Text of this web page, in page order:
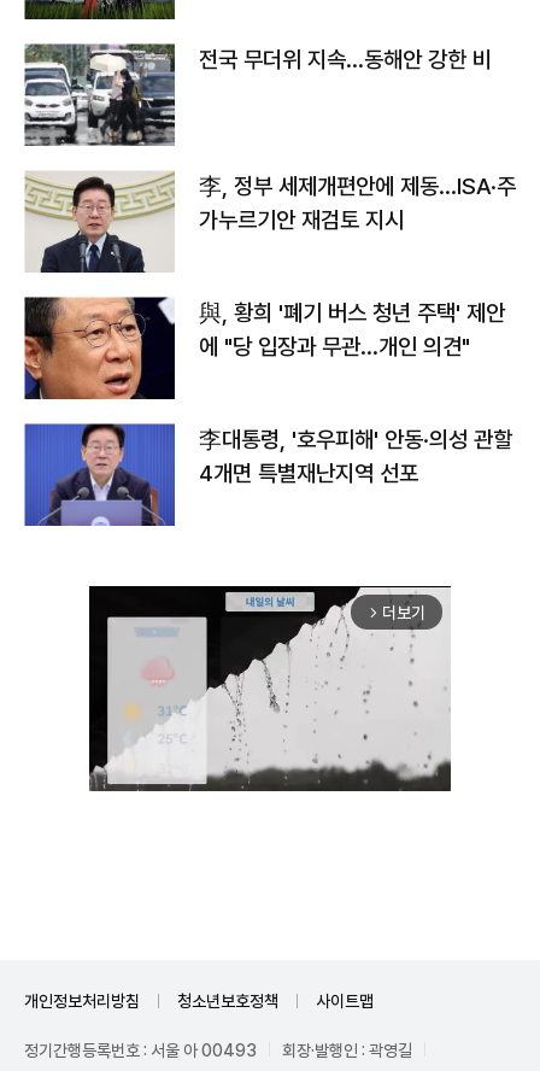
전국 무더위 지속…동해안 강한 비
李, 정부 세제개편안에 제동…ISA·주
가누르기안 재검토 지시
與, 황희 '폐기 버스 청년 주택' 제안
에 "당 입장과 무관…개인 의견"
李대통령, '호우피해' 안동·의성 관할
4개면 특별재난지역 선포
arrow_forward_ios 더보기
개인정보처리방침 청소년보호정책 사이트맵
정기간행등록번호 : 서울 아 00493 회장·발행인 : 곽영길